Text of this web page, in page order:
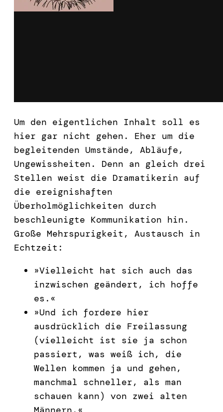
Um den eigentlichen Inhalt soll es
hier gar nicht gehen. Eher um die
begleitenden Umstände, Abläufe,
Ungewissheiten. Denn an gleich drei
Stellen weist die Dramatikerin auf
die ereignishaften
Überholmöglichkeiten durch
beschleunigte Kommunikation hin.
Große Mehrspurigkeit, Austausch in
Echtzeit:
»Vielleicht hat sich auch das
inzwischen geändert, ich hoffe
es.«
»Und ich fordere hier
ausdrücklich die Freilassung
(vielleicht ist sie ja schon
passiert, was weiß ich, die
Wellen kommen ja und gehen,
manchmal schneller, als man
schauen kann) von zwei alten